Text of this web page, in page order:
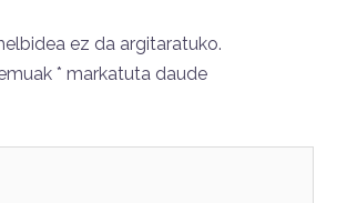
ez da argitaratuko.
* markatuta daude